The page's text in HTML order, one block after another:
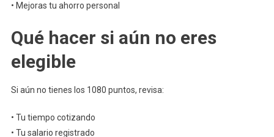
• Mejoras tu ahorro personal
Qué hacer si aún no eres
elegible
Si aún no tienes los 1080 puntos, revisa:
• Tu tiempo cotizando
• Tu salario registrado